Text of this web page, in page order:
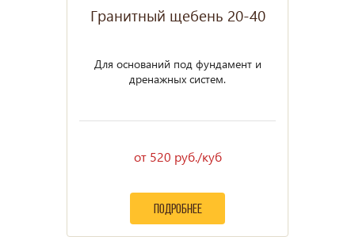
Гранитный щебень 20-40
Для оснований под фундамент и
дренажных систем.
от 520 руб./куб
подробнее